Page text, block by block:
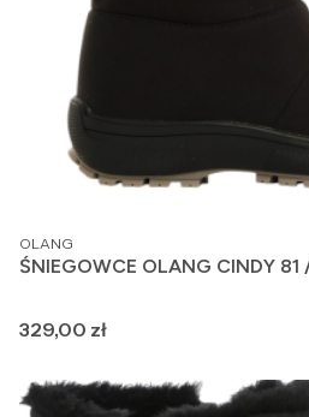
PRODUCENT
OLANG
ŚNIEGOWCE OLANG CINDY 81
Cena
329,00 zł